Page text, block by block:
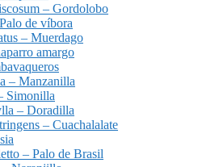
– Gordolobo
de víbora
– Muerdago
amargo
– Manzanilla
Simonilla
– Doradilla
– Cuachalalate
– Palo de Brasil